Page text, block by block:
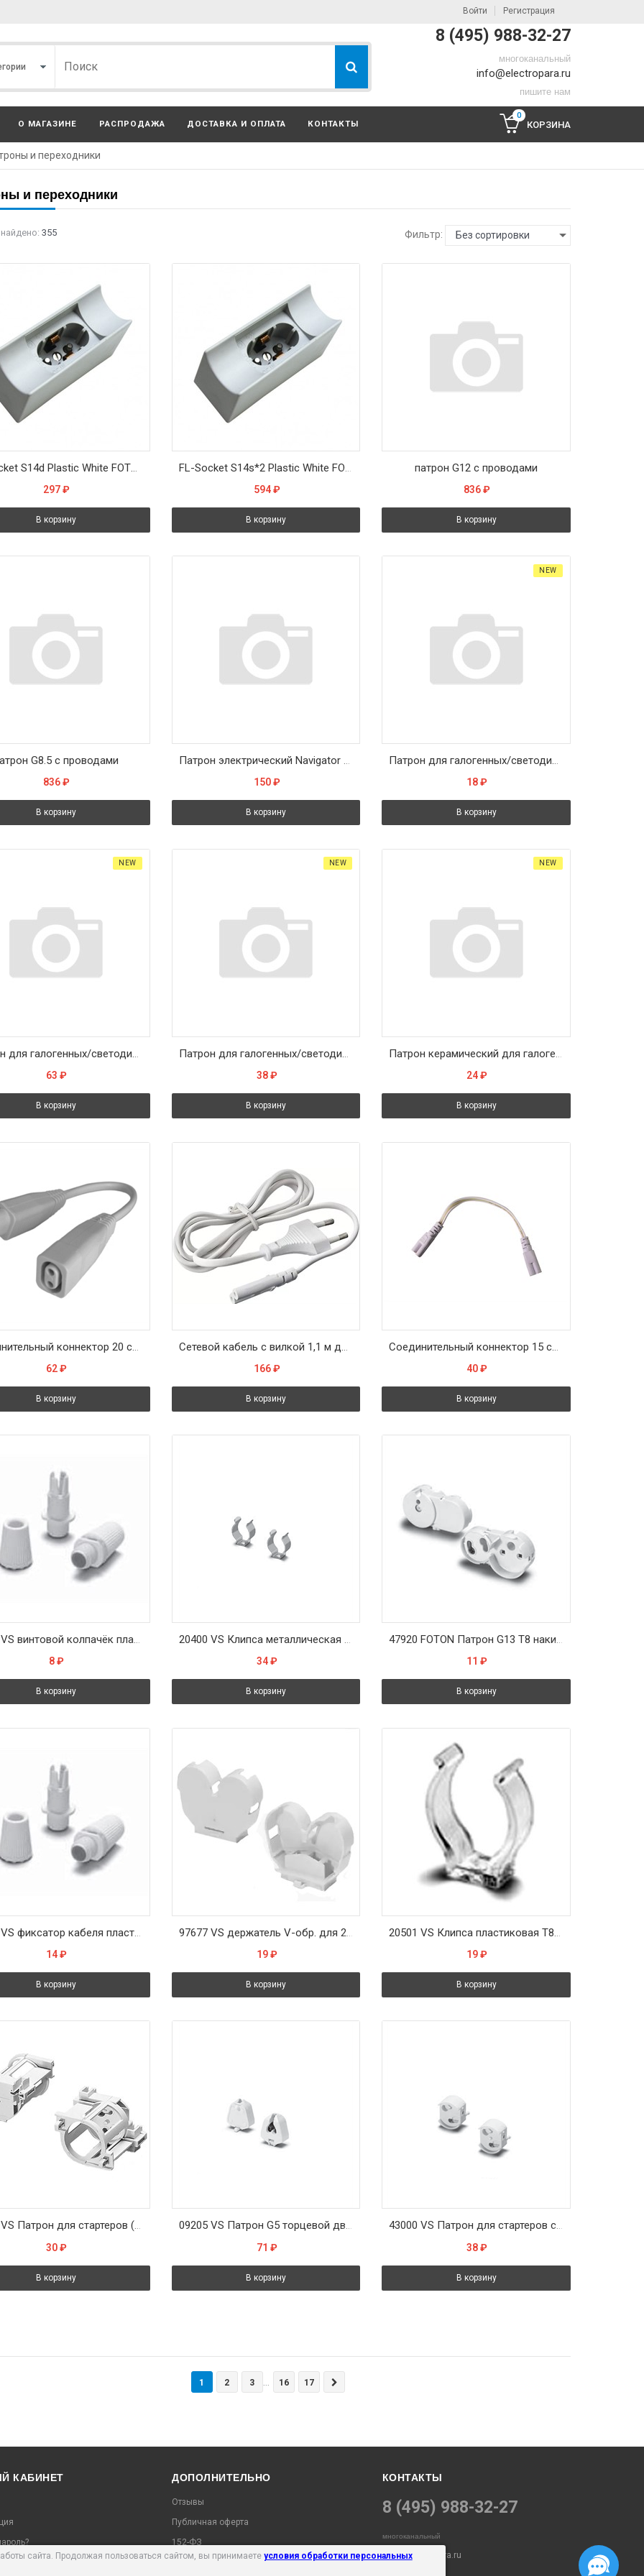
Войти Регистрация
8 (495) 988-32-27
многоканальный
info@electropara.ru
пишите нам
О МАГАЗИНЕ РАСПРОДАЖА ДОСТАВКА И ОПЛАТА КОНТАКТЫ
0
КОРЗИНА
и переходники
и переходники
355 Фильтр: Без сортировки
FL-Socket S14d Plastic White FOTON_LIGHTING - патрон LEDnear одноцокольная
297 ₽
В корзину
FL-Socket S14s*2 Plastic White FOTON_LIGHTING - 2 патрона в комплекте LEDnear двухцокольная
594 ₽
В корзину
патрон G12 с проводами
836 ₽
В корзину
G8.5 с проводами
836 ₽
В корзину
Патрон электрический Navigator 71 604 NLH-CL-E40 керамический подвесной Е40
150 ₽
В корзину
Патрон для галогенных/светодиодных ламп 250V G5.3, LH26
NEW
18 ₽
В корзину
Патрон для галогенных/светодиодных ламп 250V G9, LH29
NEW
63 ₽
В корзину
Патрон для галогенных/светодиодных ламп 250V GU10, LH32
NEW
38 ₽
В корзину
Патрон керамический для галогенных ламп 250V G4.0, LH20
NEW
24 ₽
В корзину
Соединительный коннектор 20 см для T4 (СН104)
62 ₽
В корзину
166 ₽
В корзину
40 ₽
В корзину
96160 VS винтовой колпачёк пластиковый черный для 09607
8 ₽
В корзину
20400 VS Клипса металлическая Т8 d=26мм
34 ₽
В корзину
47920 FOTON Патрон G13 T8 накидной+стартеродерж M3 52.5x28.8 1000шт/кор
11 ₽
В корзину
09607 VS фиксатор кабеля пластиковый черный М10x1 нужен 96160
14 ₽
В корзину
97677 VS держатель V-обр. для 2-х патрон G5 505732
19 ₽
В корзину
20501 VS Клипса пластиковая Т8 d=26мм
19 ₽
В корзину
43500 VS Патрон для стартеров (для автоматического монтажа)
30 ₽
В корзину
09205 VS Патрон G5 торцевой двухпазовый защёлки d3,2х18
71 ₽
В корзину
43000 VS Патрон для стартеров с защелками d3,2x19,5
38 ₽
В корзину
1 2 3 16 17
КАБИНЕТ ДОПОЛНИТЕЛЬНО
Отзывы
Публичная оферта
152-ФЗ
КОНТАКТЫ
8 (495) 988-32-27
многоканальный
info@electropara.ru
сайта. Продолжая пользоваться сайтом, вы принимаете условия обработки персональных